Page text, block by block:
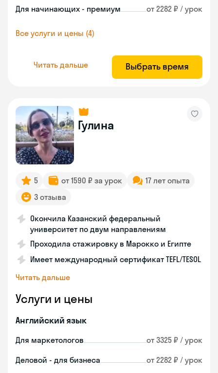
Для начинающих - премиум от 2282 ₽ / урок
Все услуги и цены (4)
Читать дальше Выбрать время
Гулина
5 от 1590 ₽ за урок
17 лет опыта
3 отзыва
Окончила Казанский федеральный
университет по двум направлениям
Проходила стажировку в Марокко и Египте
Имеет международный сертификат TEFL/TESOL
Читать дальше
Услуги и цены
Английский язык
Для маркетологов от 3325 ₽ / урок
Деловой - для бизнеса от 2282 ₽ / урок